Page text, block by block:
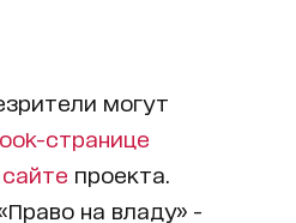
могут
странице
проекта.
на владу» -